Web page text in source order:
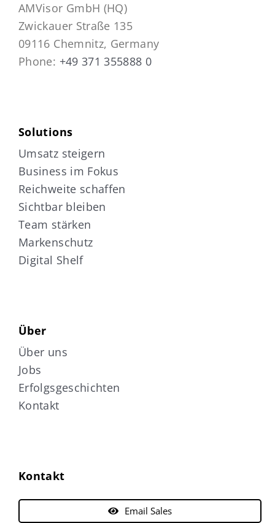
AMVisor GmbH (HQ)
Zwickauer Straße 135
09116 Chemnitz, Germany
Phone: +49 371 355888 0
Solutions
Umsatz steigern
Business im Fokus
Reichweite schaffen
Sichtbar bleiben
Team stärken
Markenschutz
Digital Shelf
Über
Über uns
Jobs
Erfolgsgeschichten
Kontakt
Kontakt
Email Sales